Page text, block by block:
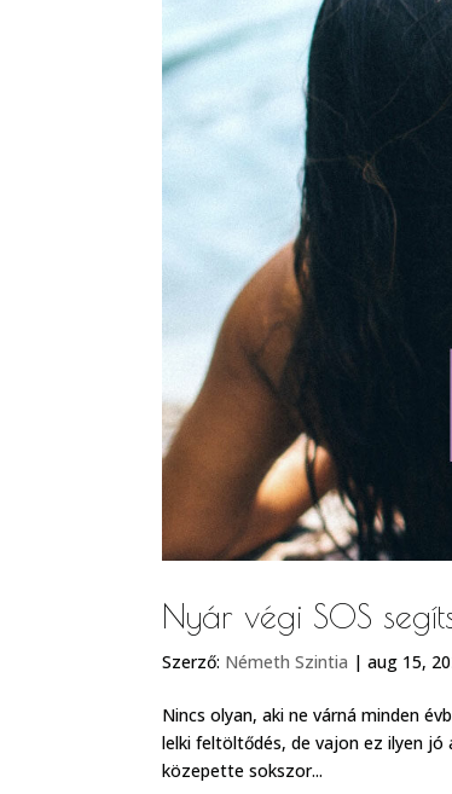
Nyár végi SOS
Szerző: Németh Szintia |aug 15,
Nincs olyan, aki ne várná minden
lelki feltöltődés, de vajon ez ilyen jó
közepette sokszor...